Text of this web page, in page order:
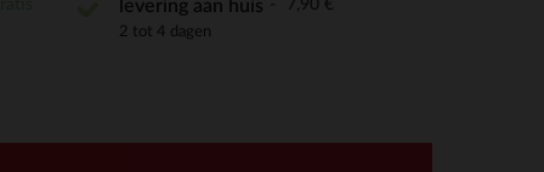
levering aan huis 7,90 €
2 tot 4 dagen